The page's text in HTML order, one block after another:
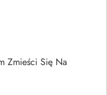
Zmieści Się Na